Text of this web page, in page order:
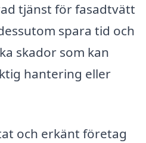
tjänst för fasadtvätt
spara tid och
skador som kan
hantering eller
och erkänt företag